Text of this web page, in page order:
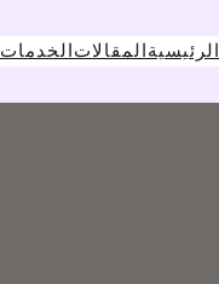
الرئيسيةالمقالاتالخدمات